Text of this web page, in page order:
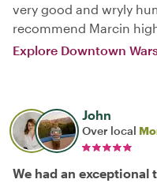
very good and wryly
recommend Marcin
Explore Downtown
John
Over local
We had an exceptional